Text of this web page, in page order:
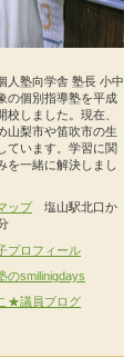
塾向学舎 塾長 小中
の個別指導塾を平成
校しました。現在、
山梨市や笛吹市の生
ています。学習に関
を一緒に解決しまし
ップ 塩山駅北口か
プロフィール
のsmilinigdays
★議員ブログ